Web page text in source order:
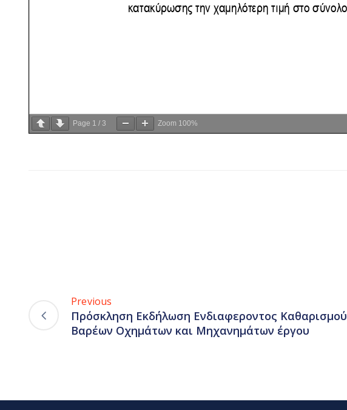
Page 1 / 3 Zoom 100%
Previous
Πρόσκληση Εκδήλωση Ενδιαφεροντος Καθαρισμού
Βαρέων Οχημάτων και Μηχανημάτων έργου